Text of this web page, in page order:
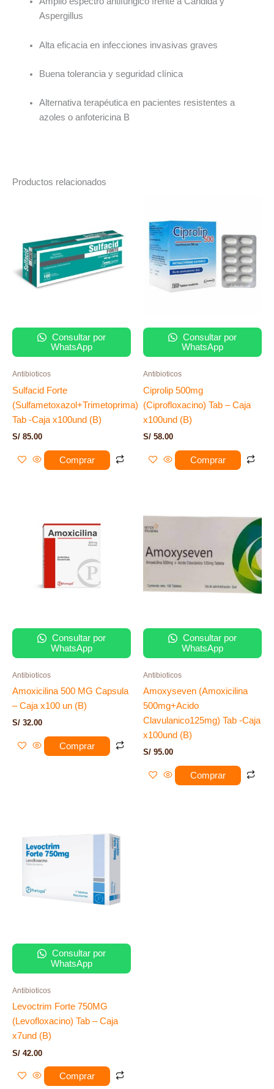
Aspergillus
Alta eficacia en infecciones invasivas graves
Buena tolerancia y seguridad clínica
Alternativa terapéutica en pacientes resistentes a
azoles o anfotericina B
Productos relacionados
Consultar por
WhatsApp
Antibioticos
Sulfacid Forte
(Sulfametoxazol+Trimetoprima)
Tab -Caja x100und (B)
S/ 85.00
Comprar
Consultar por
WhatsApp
Antibioticos
Ciprolip 500mg
(Ciprofloxacino) Tab – Caja
x100und (B)
S/ 58.00
Comprar
Consultar por
WhatsApp
Antibioticos
Amoxicilina 500 MG Capsula
– Caja x100 un (B)
S/ 32.00
Comprar
Consultar por
WhatsApp
Antibioticos
Amoxyseven (Amoxicilina
500mg+Acido
Clavulanico125mg) Tab -Caja
x100und (B)
S/ 95.00
Comprar
Consultar por
WhatsApp
Antibioticos
Levoctrim Forte 750MG
(Levofloxacino) Tab – Caja
x7und (B)
S/ 42.00
Comprar